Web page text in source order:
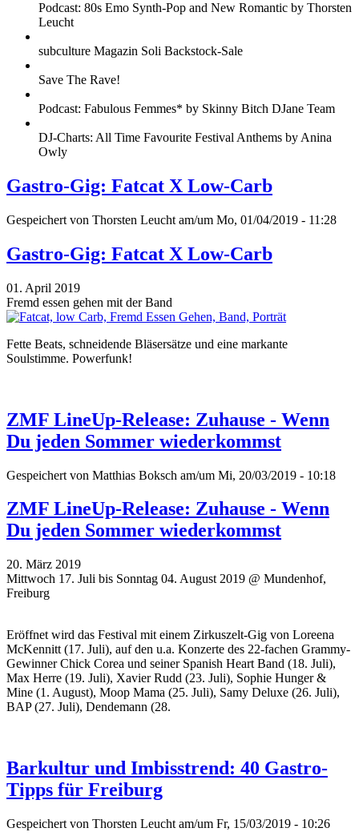
Podcast: 80s Emo Synth-Pop and New Romantic by Thorsten
Leucht
subculture Magazin Soli Backstock-Sale
Save The Rave!
Podcast: Fabulous Femmes* by Skinny Bitch DJane Team
DJ-Charts: All Time Favourite Festival Anthems by Anina
Owly
Gastro-Gig: Fatcat X Low-Carb
Gespeichert von Thorsten Leucht am/um Mo, 01/04/2019 - 11:28
Gastro-Gig: Fatcat X Low-Carb
01. April 2019
Fremd essen gehen mit der Band
Fette Beats, schneidende Bläsersätze und eine markante
Soulstimme. Powerfunk!
ZMF LineUp-Release: Zuhause - Wenn
Du jeden Sommer wiederkommst
Gespeichert von Matthias Boksch am/um Mi, 20/03/2019 - 10:18
ZMF LineUp-Release: Zuhause - Wenn
Du jeden Sommer wiederkommst
20. März 2019
Mittwoch 17. Juli bis Sonntag 04. August 2019 @ Mundenhof,
Freiburg
Eröffnet wird das Festival mit einem Zirkuszelt-Gig von Loreena
McKennitt (17. Juli), auf den u.a. Konzerte des 22-fachen Grammy-
Gewinner Chick Corea und seiner Spanish Heart Band (18. Juli),
Max Herre (19. Juli), Xavier Rudd (23. Juli), Sophie Hunger &
Mine (1. August), Moop Mama (25. Juli), Samy Deluxe (26. Juli),
BAP (27. Juli), Dendemann (28.
Barkultur und Imbisstrend: 40 Gastro-
Tipps für Freiburg
Gespeichert von Thorsten Leucht am/um Fr, 15/03/2019 - 10:26